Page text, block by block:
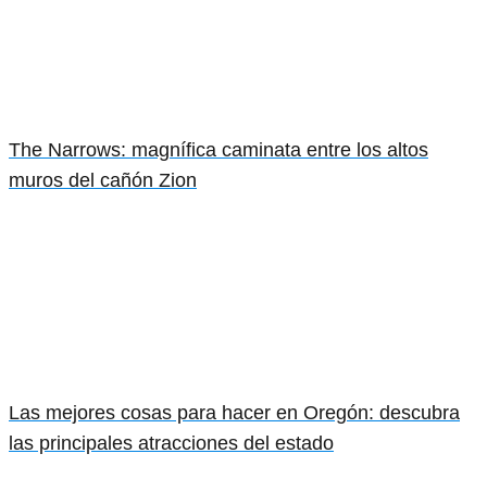
The Narrows: magnífica caminata entre los altos
muros del cañón Zion
Las mejores cosas para hacer en Oregón: descubra
las principales atracciones del estado